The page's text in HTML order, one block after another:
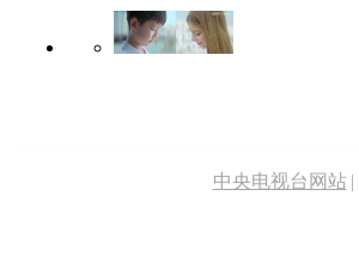
中央电视台网站 |